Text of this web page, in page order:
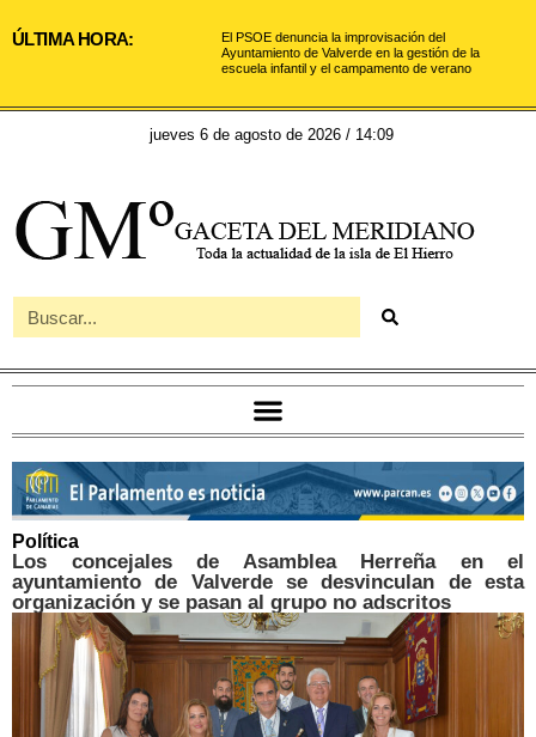
ÚLTIMA HORA:
El PSOE denuncia la improvisación del
Ayuntamiento de Valverde en la gestión de la
escuela infantil y el campamento de verano
jueves 6 de agosto de 2026 / 14:09
Política
Los concejales de Asamblea Herreña en el
ayuntamiento de Valverde se desvinculan de esta
organización y se pasan al grupo no adscritos